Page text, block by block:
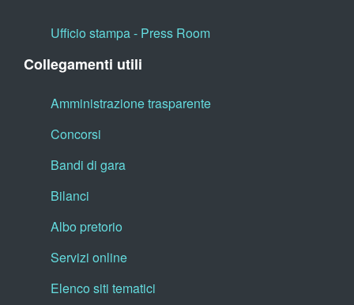
Ufficio stampa - Press Room
Collegamenti utili
Amministrazione trasparente
Concorsi
Bandi di gara
Bilanci
Albo pretorio
Servizi online
Elenco siti tematici